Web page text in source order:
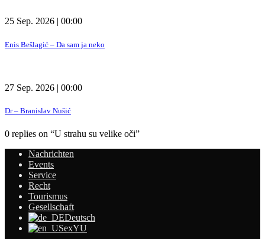
25 Sep. 2026 | 00:00
Enis Bešlagić – Da sam ja neko
27 Sep. 2026 | 00:00
Dr – Branislav Nušić
0 replies on “U strahu su velike oči”
Nachrichten
Events
Service
Recht
Tourismus
Gesellschaft
Deutsch
exYU